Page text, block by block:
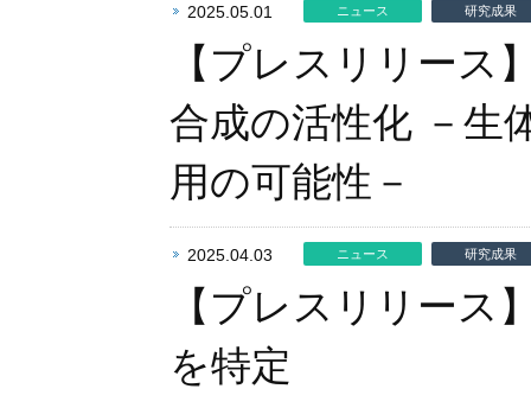
2025.05.01 ニュース 研究成果
【プレスリリース
合成の活性化 －生
用の可能性－
2025.04.03 ニュース 研究成果
【プレスリリース
を特定